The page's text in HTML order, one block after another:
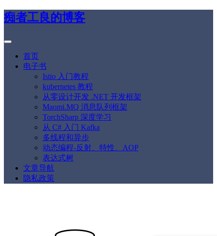
痴者工良的博客
首页
电子书
Istio 入门教程
kubernetes 教程
从零设计开发 .NET 开发框架
Maomi.MQ 消息队列框架
TorchSharp 深度学习
从 C# 入门 Kafka
多线程和异步
动态编程-反射、特性、AOP
表达式树
文章导航
隐私政策